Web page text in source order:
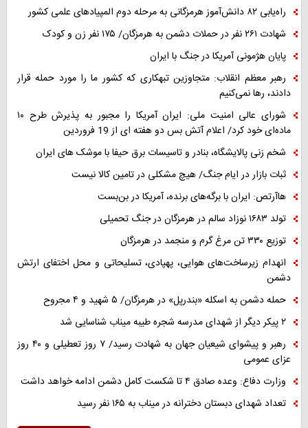
راه‌یابی ۸۲ دانش‌آموز هرمزگانی به مرحله دوم المپیادهای علمی کشور
شهادت ۲۶۱ نفر در حملات دشمن به هرمزگان/ ۱۷۵ نفر زن و کودک
پایان هژمونی آمریکا در جنگ با ایران
رهبر معظم انقلاب: متجاوزین تبهکاری که کشور ما را مورد حمله قرار
دادند، رها نمی‌کنیم
شورای عالی امنیت ملی: ایران آمریکا را مجبور به پذیرش طرح ۱۰
ماده‌ای خود کرد/ اعلام آتش بس دو هفته ای از 19 فروردین
شخم زنی پالایشگاه، بنادر و تاسیسات برق حیفا با موشک های ایران
ثبات بازار در ایام جنگ/ هیچ مشکلی در تامین کالا نیست
هاآرتص: ایران با برگه‌های برنده، آمریکا در بن‌بست
تولد ۱۶۸۳ نوزاد سالم در هرمزگان در جنگ تحمیلی
توزیع ۳۳۰ تن مرغ گرم و منجمد در هرمزگان
انهدام زیرساخت‌های هوایی، پهپادی، تسلیحاتی و محل اختفای ارتش
دشمن
حمله دشمن به اسکله «بندرپل» در هرمزگان/ ۵ شهید و ۴ مجروح
۲ پیکر دیگر از شهدای مدرسه شجره طیبه میناب شناسایی شد
رهبر و پیشوای شیعیان جهان به شهادت رسید/ ۷ روز تعطیلی و ۴۰ روز
عزای عمومی
وزارت دفاع: وعده صادق ۴ تا شکست کامل دشمن ادامه خواهد داشت
تعداد شهدای دبستان دخترانه در میناب به ۱۶۵ نفر رسید